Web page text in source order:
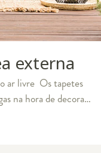
externa
ar livre Os tapetes
na hora de decorar